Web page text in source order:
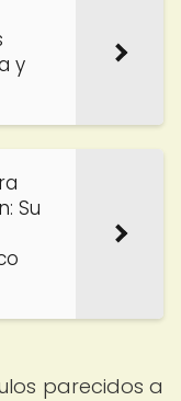
y
Su
parecidos a